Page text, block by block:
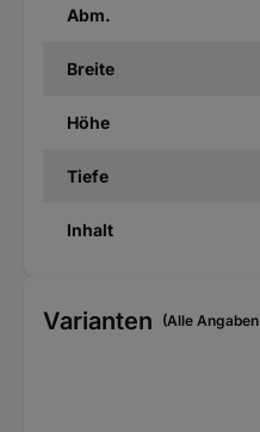
Abm.
Breite
Höhe
Tiefe
Inhalt
Varianten (Alle